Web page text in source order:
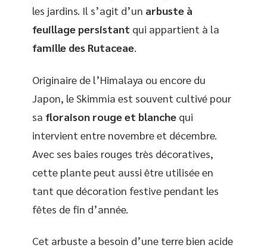
les jardins. Il s’agit d’un arbuste à
feuillage persistant qui appartient à la
famille des Rutaceae.
Originaire de l’Himalaya ou encore du
Japon, le Skimmia est souvent cultivé pour
sa floraison rouge et blanche qui
intervient entre novembre et décembre.
Avec ses baies rouges très décoratives,
cette plante peut aussi être utilisée en
tant que décoration festive pendant les
fêtes de fin d’année.
Cet arbuste a besoin d’une terre bien acide